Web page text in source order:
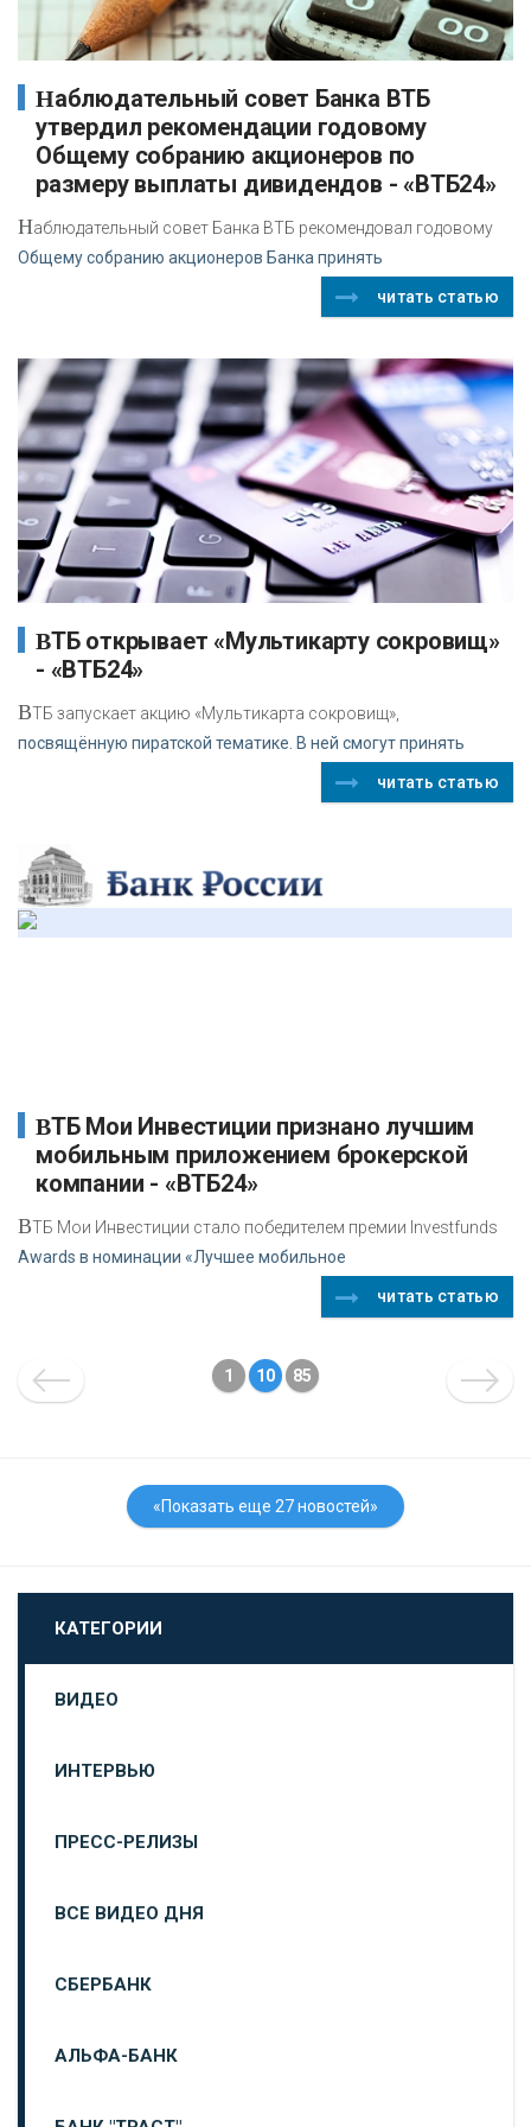
Наблюдательный совет Банка ВТБ
утвердил рекомендации годовому
Общему собранию акционеров по
размеру выплаты дивидендов - «ВТБ24»
Наблюдательный совет Банка ВТБ рекомендовал годовому
Общему собранию акционеров Банка принять
читать статью
ВТБ открывает «Мультикарту сокровищ»
- «ВТБ24»
ВТБ запускает акцию «Мультикарта сокровищ»,
посвящённую пиратской тематике. В ней смогут принять
читать статью
ВТБ Мои Инвестиции признано лучшим
мобильным приложением брокерской
компании - «ВТБ24»
ВТБ Мои Инвестиции стало победителем премии Investfunds
Awards в номинации «Лучшее мобильное
читать статью
1 10 85
«Показать еще 27 новостей»
КАТЕГОРИИ
ВИДЕО
ИНТЕРВЬЮ
ПРЕСС-РЕЛИЗЫ
ВСЕ ВИДЕО ДНЯ
СБЕРБАНК
АЛЬФА-БАНК